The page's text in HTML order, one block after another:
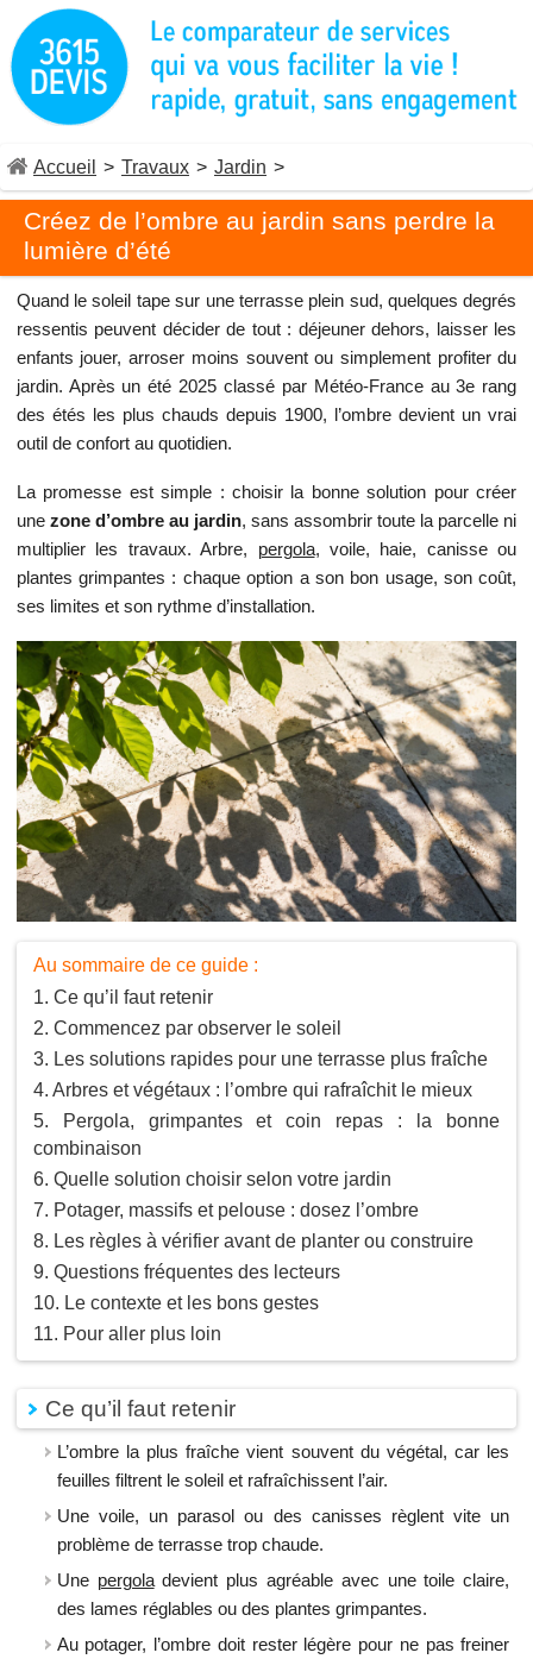
Accueil > Travaux > Jardin >
Créez de l’ombre au jardin sans perdre la
lumière d’été
Quand le soleil tape sur une terrasse plein sud, quelques degrés
ressentis peuvent décider de tout : déjeuner dehors, laisser les
enfants jouer, arroser moins souvent ou simplement profiter du
jardin. Après un été 2025 classé par Météo-France au 3e rang
des étés les plus chauds depuis 1900, l’ombre devient un vrai
outil de confort au quotidien.
La promesse est simple : choisir la bonne solution pour créer
une zone d’ombre au jardin, sans assombrir toute la parcelle ni
multiplier les travaux. Arbre, pergola, voile, haie, canisse ou
plantes grimpantes : chaque option a son bon usage, son coût,
ses limites et son rythme d’installation.
Au sommaire de ce guide :
Ce qu’il faut retenir
Commencez par observer le soleil
Les solutions rapides pour une terrasse plus fraîche
Arbres et végétaux : l’ombre qui rafraîchit le mieux
Pergola, grimpantes et coin repas : la bonne
combinaison
Quelle solution choisir selon votre jardin
Potager, massifs et pelouse : dosez l’ombre
Les règles à vérifier avant de planter ou construire
Questions fréquentes des lecteurs
Le contexte et les bons gestes
Pour aller plus loin
Ce qu’il faut retenir
L’ombre la plus fraîche vient souvent du végétal, car les
feuilles filtrent le soleil et rafraîchissent l’air.
Une voile, un parasol ou des canisses règlent vite un
problème de terrasse trop chaude.
Une pergoladevient plus agréable avec une toile claire,
des lames réglables ou des plantes grimpantes.
Au potager, l’ombre doit rester légère pour ne pas freiner